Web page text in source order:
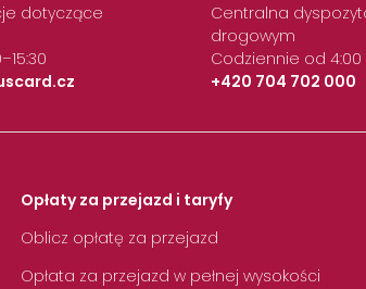
dotyczące
Centralna
drogowym
Codziennie od 4:00
+420 704 702 000
Opłaty za przejazd i taryfy
Oblicz opłatę za przejazd
Opłata za przejazd w pełnej wysokości